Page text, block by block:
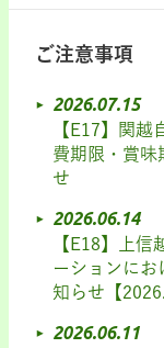
ご注意事項
2026.07.15
【E17】関
費期限・賞味
せ
2026.06.14
【E18】上
ーションにお
知らせ【
2026.06.11